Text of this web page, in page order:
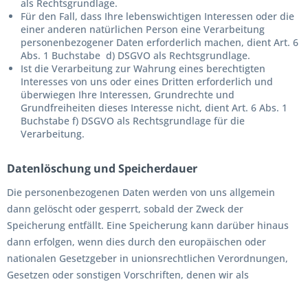
als Rechtsgrundlage.
Für den Fall, dass Ihre lebenswichtigen Interessen oder die
einer anderen natürlichen Person eine Verarbeitung
personenbezogener Daten erforderlich machen, dient Art. 6
Abs. 1 Buchstabe d) DSGVO als Rechtsgrundlage.
Ist die Verarbeitung zur Wahrung eines berechtigten
Interesses von uns oder eines Dritten erforderlich und
überwiegen Ihre Interessen, Grundrechte und
Grundfreiheiten dieses Interesse nicht, dient Art. 6 Abs. 1
Buchstabe f) DSGVO als Rechtsgrundlage für die
Verarbeitung.
Datenlöschung und Speicherdauer
Die personenbezogenen Daten werden von uns allgemein
dann gelöscht oder gesperrt, sobald der Zweck der
Speicherung entfällt. Eine Speicherung kann darüber hinaus
dann erfolgen, wenn dies durch den europäischen oder
nationalen Gesetzgeber in unionsrechtlichen Verordnungen,
Gesetzen oder sonstigen Vorschriften, denen wir als